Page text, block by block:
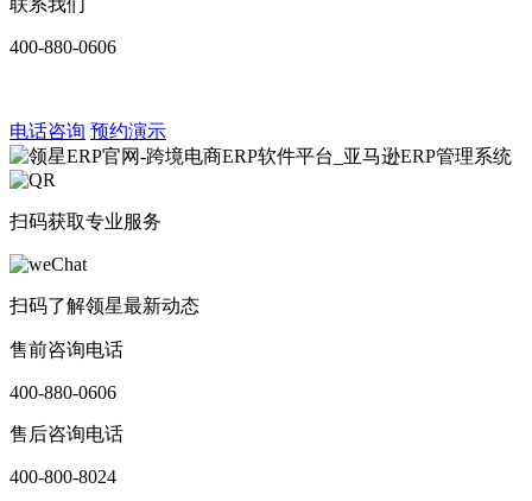
400-880-0606
电话咨询 预约演示
扫码获取专业服务
扫码了解领星最新动态
售前咨询电话
400-880-0606
售后咨询电话
400-800-8024